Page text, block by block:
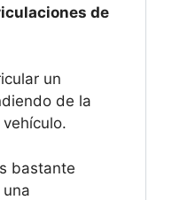
de
un
de la
bastante